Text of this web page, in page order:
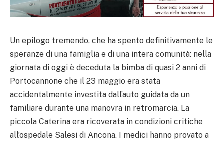
Un epilogo tremendo, che ha spento definitivamente le
speranze di una famiglia e di una intera comunità: nella
giornata di oggi è deceduta la bimba di quasi 2 anni di
Portocannone che il 23 maggio era stata
accidentalmente investita dall’auto guidata da un
familiare durante una manovra in retromarcia. La
piccola Caterina era ricoverata in condizioni critiche
all’ospedale Salesi di Ancona. I medici hanno provato a